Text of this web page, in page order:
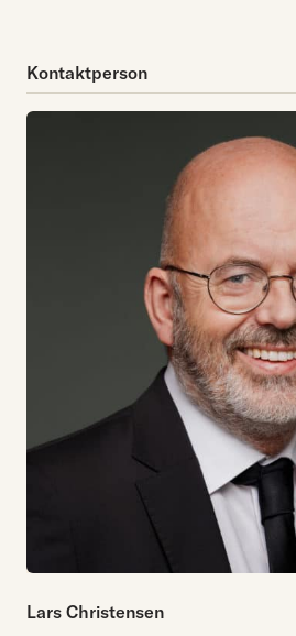
Lars Christensen
Kontaktperson